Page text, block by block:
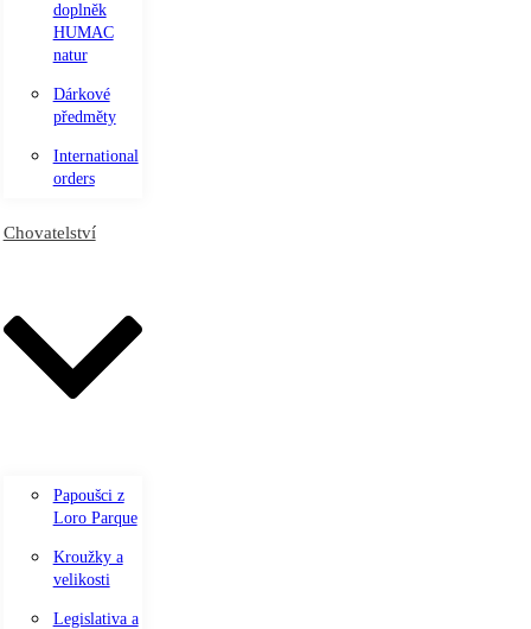
doplněk
HUMAC
natur
Dárkové
předměty
International
orders
Chovatelství
Papoušci z
Loro Parque
Kroužky a
velikosti
Legislativa a